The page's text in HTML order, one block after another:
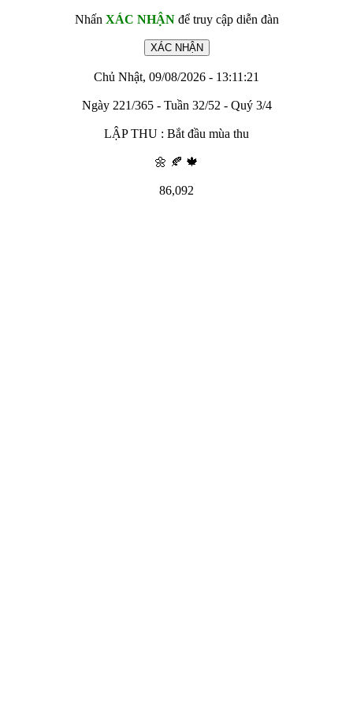
Nhấn XÁC NHẬNđể truy cập diễn đàn
Chủ Nhật, 09/08/2026 - 13:11:21
Ngày 221/365 - Tuần 32/52 - Quý 3/4
LẬP THU : Bắt đầu mùa thu
🌼 🍂 🍁
86,092